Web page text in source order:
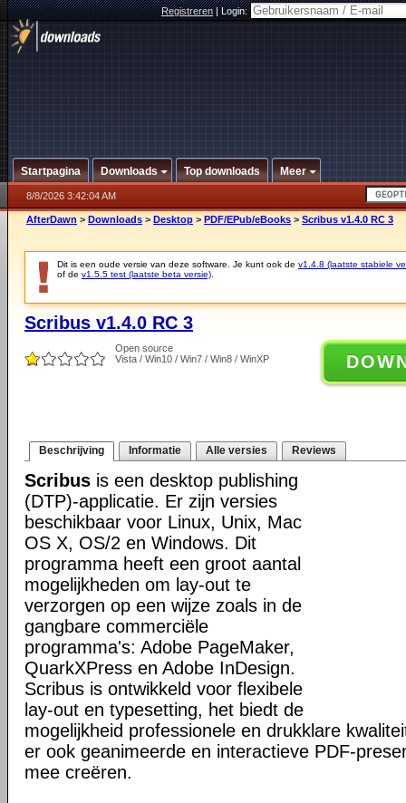
Registreren|Login:
Startpagina Downloads Top downloads Meer
8/8/2026 3:42:04 AM
AfterDawn > Downloads > Desktop > PDF/EPub/eBooks > Scribus v1.4.0 RC 3
Dit is een oude versie van deze software. Je kunt ook de v1.4.8 (laatste stabiele
of de v1.5.5 test (laatste beta versie)
Scribus v1.4.0 RC 3
Open source
Vista / Win10 / Win7 / Win8 / WinXP
Beschrijving Informatie Alle versies Reviews
Scribus is een desktop publishing
(DTP)-applicatie. Er zijn versies
beschikbaar voor Linux, Unix, Mac
OS X, OS/2 en Windows. Dit
programma heeft een groot aantal
mogelijkheden om lay-out te
verzorgen op een wijze zoals in de
gangbare commerciële
programma's: Adobe PageMaker,
QuarkXPress en Adobe InDesign.
Scribus is ontwikkeld voor flexibele
lay-out en typesetting, het biedt de
mogelijkheid professionele en drukklare
er ook geanimeerde en interactieve PDF-
mee creëren.